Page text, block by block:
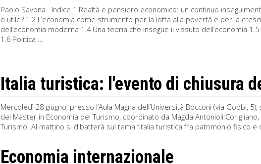
Paolo Savona Indice 1 Realtà e pensiero economico: un continuo
o utile? 1.2 L’economia come strumento per la lotta alla povertà e per la
dell’economia moderna 1.4 Una teoria che insegue il vissuto dell’economia
1.6 Politica ...
Italia turistica: l'evento di chiusura
Mercoledì 28 giugno, presso l’Aula Magna dell’Università Bocconi (via Gobbi,
del Master in Economia del Turismo, coordinato da Magda Antonioli
Turismo. Al mattino si dibatterà sul tema “Italia turistica fra patrimonio fisico e
Economia internazionale